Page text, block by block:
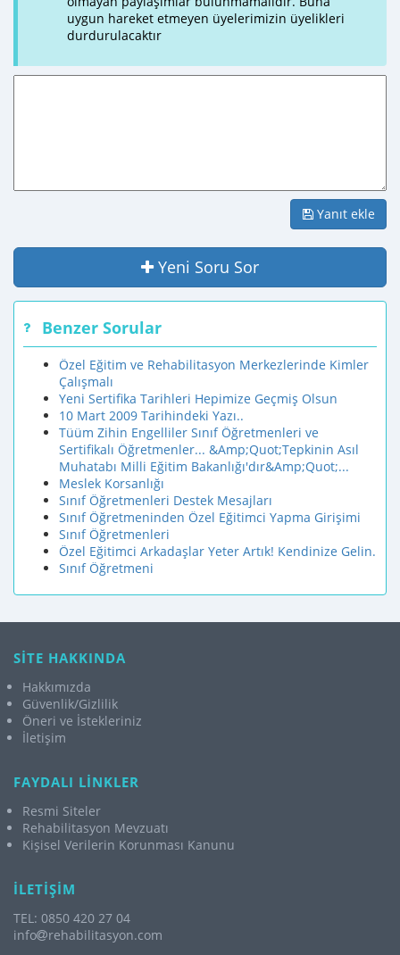
uygun hareket etmeyen üyelerimizin üyelikleri
durdurulacaktır
Yanıt ekle
Yeni Soru Sor
Benzer Sorular
Özel Eğitim ve Rehabilitasyon Merkezlerinde Kimler
Çalışmalı
Yeni Sertifika Tarihleri Hepimize Geçmiş Olsun
10 Mart 2009 Tarihindeki Yazı..
Tüüm Zihin Engelliler Sınıf Öğretmenleri ve
Sertifikalı Öğretmenler... &Amp;Quot;Tepkinin Asıl
Muhatabı Milli Eğitim Bakanlığı'dır&Amp;Quot;...
Meslek Korsanlığı
Sınıf Öğretmenleri Destek Mesajları
Sınıf Öğretmeninden Özel Eğitimci Yapma Girişimi
Sınıf Öğretmenleri
Özel Eğitimci Arkadaşlar Yeter Artık! Kendinize Gelin.
Sınıf Öğretmeni
SİTE HAKKINDA
Hakkımızda
Güvenlik/Gizlilik
Öneri ve İstekleriniz
İletişim
FAYDALI LİNKLER
Resmi Siteler
Rehabilitasyon Mevzuatı
Kişisel Verilerin Korunması Kanunu
İLETİŞİM
TEL: 0850 420 27 04
info
rehabilitasyon.com